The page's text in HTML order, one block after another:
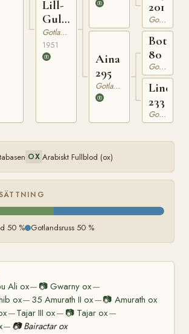
Lill-
Gull
445Gotlandsruss
1951
Aina
295
Gotlandsruss
201
Gotlandsruss
Botajr
80
Gotlandsruss
Linda
233
Gotlandsruss
OX Arabiskt Fullblod (ox)
50 % Gotlandsruss 50 %
Ali ox— 📷Gwarny ox—
ox— 35 Amurath II ox—📷 Amurath ox
—Tajar III ox— 📷 Tajar ox—
— 📷 Bairactar ox